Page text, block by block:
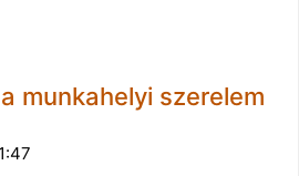
munkahelyi szerelem